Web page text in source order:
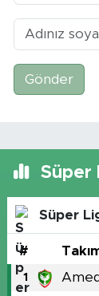
Gönder
Süper
Süper
#
1 Amed